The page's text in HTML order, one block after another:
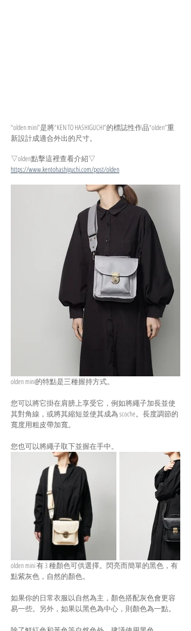
“olden mini”是將“KEN TO HASHIGUCHI”的標誌性作品“olden”重
新設計成適合外出的尺寸。
▽olden點擊這裡查看介紹▽
https://www.kentohashiguchi.com/post/olden
olden mini的特點是三種握持方式。
您可以將它掛在肩膀上享受它，例如將繩子加長並使
其對角線，或將其縮短並使其成為 scoche。長度調節的
寬度用粗皮帶加寬。
您也可以將繩子取下並握在手中。
olden mini 有 3 種顏色可供選擇。閃亮而簡單的黑色，有
點紫灰色，自然的顏色。
如果你的日常衣服以自然為主，顏色搭配灰色會更容
易一些。另外，如果以黑色為中心，則顏色為一點。